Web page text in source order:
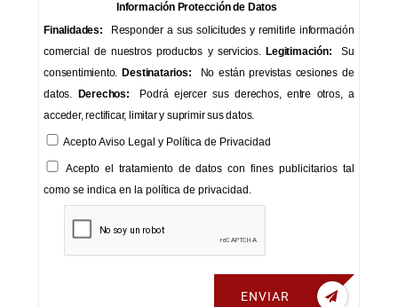
Información Protección de Datos
Finalidades:
Responder a sus solicitudes y remitirle información
comercial de nuestros productos y servicios. Legitimación:
Su
consentimiento. Destinatarios:
No están previstas cesiones de
datos.
Derechos:
Podrá ejercer sus derechos, entre otros, a
acceder, rectificar, limitar y suprimir sus datos.
AceptoAviso Legal y Política de Privacidad
Acepto el tratamiento de datos con fines publicitarios tal
como se indica en la política de privacidad.
ENVIAR